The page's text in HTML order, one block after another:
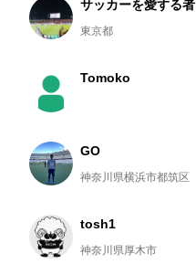
サッカーを愛する者
東京都
Tomoko
GO
神奈川県横浜市都筑区
tosh1
神奈川県厚木市